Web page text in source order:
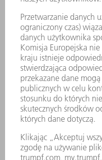
można
każde
Strefy
laserowo.
Na życzenie
narzędzia.
pomocą FEV